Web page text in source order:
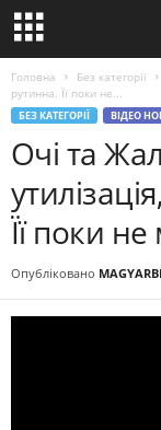
Головна Без категорії
рутинна. Її поки не...
БЕЗ КАТЕГОРІЇ ВІДЕО
Очі та
Її поки
Опубліковано